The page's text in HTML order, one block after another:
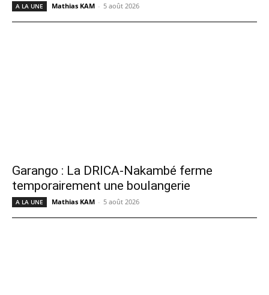
A LA UNE Mathias KAM - 5 août 2026
Garango : La DRICA-Nakambé ferme
temporairement une boulangerie
A LA UNE Mathias KAM - 5 août 2026